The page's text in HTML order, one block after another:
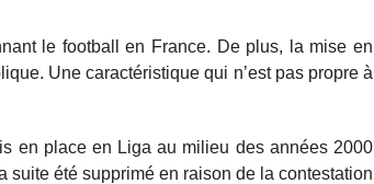
le football en France. De plus, la mise en
Une caractéristique qui n’est pas propre à
en place en Liga au milieu des années 2000
suite été supprimé en raison de la contestation